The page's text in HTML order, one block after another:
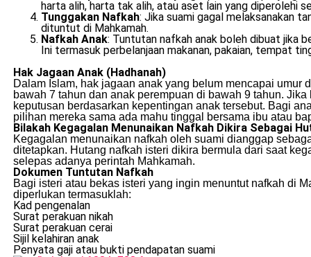
harta alih, harta tak alih, atau aset lain yang diperolehi
Tunggakan Nafkah: Jika suami gagal melaksanakan
dituntut di Mahkamah.
Nafkah Anak: Tuntutan nafkah anak boleh dibuat jika
Ini termasuk perbelanjaan makanan, pakaian, tempat
Hak Jagaan Anak (Hadhanah)
Dalam Islam, hak jagaan anak yang belum mencapai
bawah 7 tahun dan anak perempuan di bawah 9 tahun.
keputusan berdasarkan kepentingan anak tersebut. Bagi
pilihan mereka sama ada mahu tinggal bersama ibu atau
Bilakah Kegagalan Menunaikan Nafkah Dikira Sebagai
Kegagalan menunaikan nafkah oleh suami dianggap
ditetapkan. Hutang nafkah isteri dikira bermula dari saat
selepas adanya perintah Mahkamah.
Dokumen Tuntutan Nafkah
Bagi isteri atau bekas isteri yang ingin menuntut nafkah di
diperlukan termasuklah:
Kad pengenalan
Surat perakuan nikah
Surat perakuan cerai
Sijil kelahiran anak
Penyata gaji atau bukti pendapatan suami